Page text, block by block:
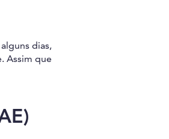
dias,
Assim que